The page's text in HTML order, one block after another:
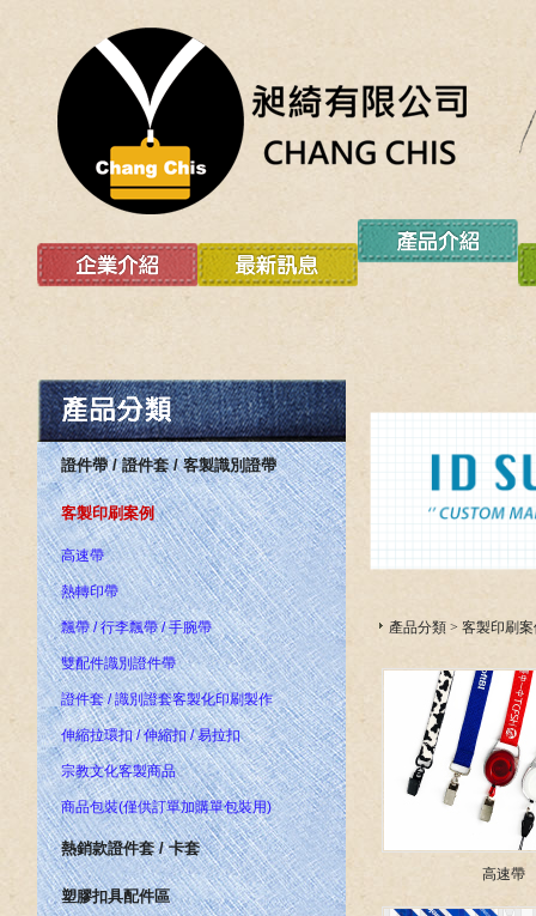
證件帶 / 證件套 / 客製識別證帶
客製印刷案例
高速帶
熱轉印帶
飄帶 / 行李飄帶 / 手腕帶
雙配件識別證件帶
證件套 / 識別證套客製化印刷製作
伸縮拉環扣 / 伸縮扣 / 易拉扣
宗教文化客製商品
商品包裝(僅供訂單加購單包裝用)
熱銷款證件套 / 卡套
塑膠扣具配件區
產品分類 > 客製印刷
高速帶